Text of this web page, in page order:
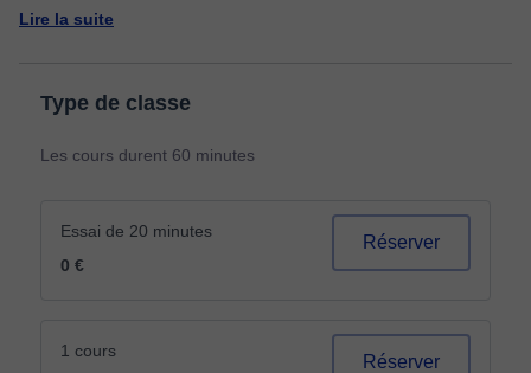
Lire la suite
Type de classe
Les cours durent 60 minutes
Essai de 20 minutes
0 €
Réserver
1 cours
Réserver